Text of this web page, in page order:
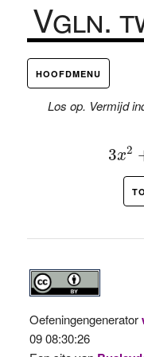
Vgln.
HOOFDMENU
Los op. Vermijd
3x2
3 x2 +
Oefeningengenerator
09 08:30:26